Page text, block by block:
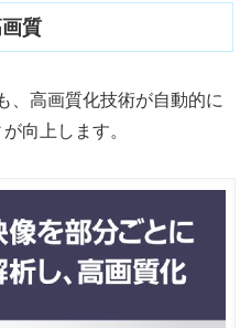
質
、高画質化技術が自動的に
向上します。